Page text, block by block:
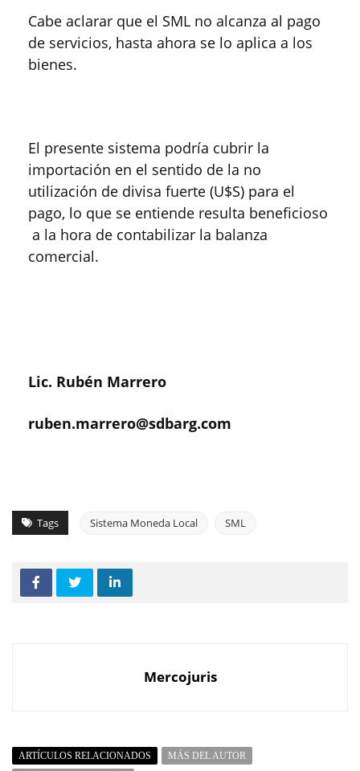
Cabe aclarar que el SML no alcanza al pago
de servicios, hasta ahora se lo aplica a los
bienes.
El presente sistema podría cubrir la
importación en el sentido de la no
utilización de divisa fuerte (U$S) para el
pago, lo que se entiende resulta beneficioso
a la hora de contabilizar la balanza
comercial.
Lic. Rubén Marrero
ruben.marrero@sdbarg.com
Tags Sistema Moneda Local SML
Mercojuris
ARTÍCULOS RELACIONADOS
MÁS DEL AUTOR